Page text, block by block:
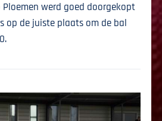
Ploemen werd goed doorgekopt
op de juiste plaats om de bal